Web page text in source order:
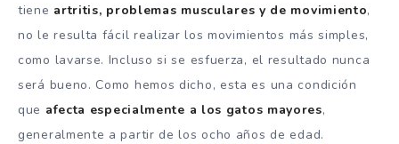
tiene artritis, problemas musculares y de movimiento,
no le resulta fácil realizar los movimientos más simples,
como lavarse. Incluso si se esfuerza, el resultado nunca
será bueno. Como hemos dicho, esta es una condición
que afecta especialmente a los gatos mayores,
generalmente a partir de los ocho años de edad.